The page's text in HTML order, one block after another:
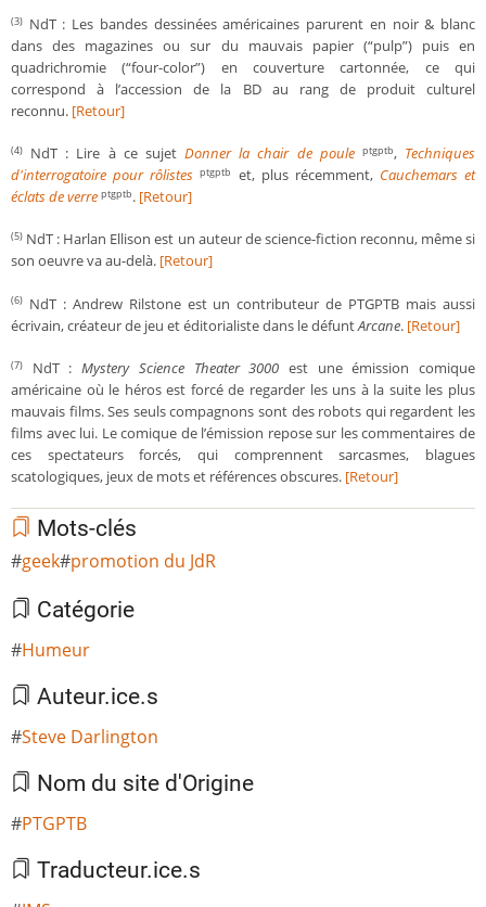
(3) NdT : Les bandes dessinées américaines parurent en noir & blanc
dans des magazines ou sur du mauvais papier (“pulp”) puis en
quadrichromie (“four-color”) en couverture cartonnée, ce qui
correspond à l’accession de la BD au rang de produit culturel
reconnu. [Retour]
(4) NdT : Lire à ce sujetDonner la chair de poule ptgptb, Techniques
d'interrogatoire pour rôlistes ptgptb et, plus récemment, Cauchemars et
éclats de verre ptgptb. [Retour]
(5) NdT : Harlan Ellison est un auteur de science-fiction reconnu, même si
son oeuvre va au-delà. [Retour]
(6) NdT : Andrew Rilstone est un contributeur de PTGPTB mais aussi
écrivain, créateur de jeu et éditorialiste dans le défuntArcane. [Retour]
(7) NdT :Mystery Science Theater 3000 est une émission comique
américaine où le héros est forcé de regarder les uns à la suite les plus
mauvais films. Ses seuls compagnons sont des robots qui regardent les
films avec lui. Le comique de l’émission repose sur les commentaires de
ces spectateurs forcés, qui comprennent sarcasmes, blagues
scatologiques, jeux de mots et références obscures. [Retour]
Mots-clés
geek promotion du JdR
Catégorie
Humeur
Auteur.ice.s
Steve Darlington
Nom du site d'Origine
PTGPTB
Traducteur.ice.s